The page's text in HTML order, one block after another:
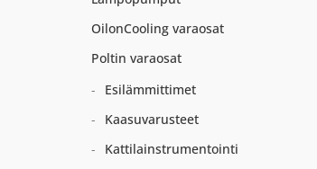
OilonCooling varaosat
Poltin varaosat
Esilämmittimet
Kaasuvarusteet
Kattilainstrumentointi